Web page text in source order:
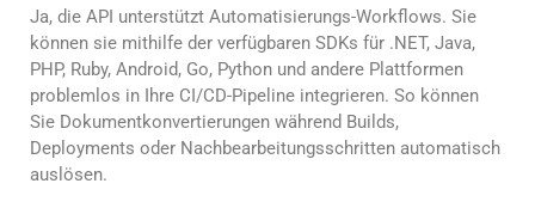
Ja, die API unterstützt Automatisierungs-Workflows. Sie
können sie mithilfe der verfügbaren SDKs für .NET, Java,
PHP, Ruby, Android, Go, Python und andere Plattformen
problemlos in Ihre CI/CD-Pipeline integrieren. So können
Sie Dokumentkonvertierungen während Builds,
Deployments oder Nachbearbeitungsschritten automatisch
auslösen.